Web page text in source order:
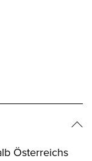
Österreichs